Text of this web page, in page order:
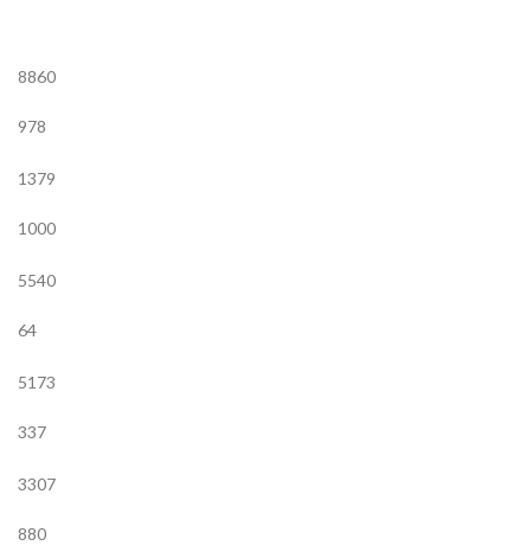
8860
978
1379
1000
5540
64
5173
337
3307
880